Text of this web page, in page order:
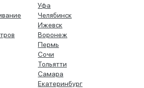
Уфа
Челябинск
Ижевск
Воронеж
Пермь
Сочи
Тольятти
Самара
Екатеринбург